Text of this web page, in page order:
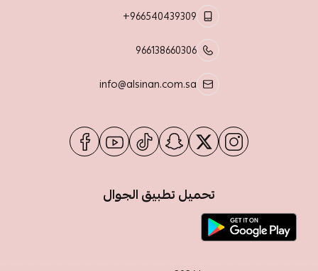
+966540439309
966138660306
info@alsinan.com.sa
تحميل تطبيق الجوال